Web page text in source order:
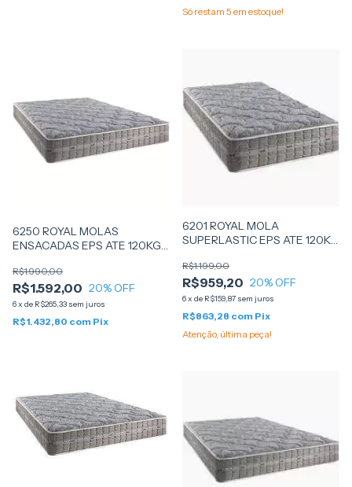
Só restam 5 em estoque!
6250 ROYAL MOLAS
ENSACADAS EPS ATE 120KG
R$1.592,00
R$1.990,00
20% OFF
6x de R$265,33 sem juros
R$1.432,80 com Pix
6201 ROYAL MOLA
SUPERLASTIC EPS ATE 120KG
R$959,20
R$1.199,00
20% OFF
6x de R$159,87 sem juros
R$863,28 com Pix
Atenção, última peça!